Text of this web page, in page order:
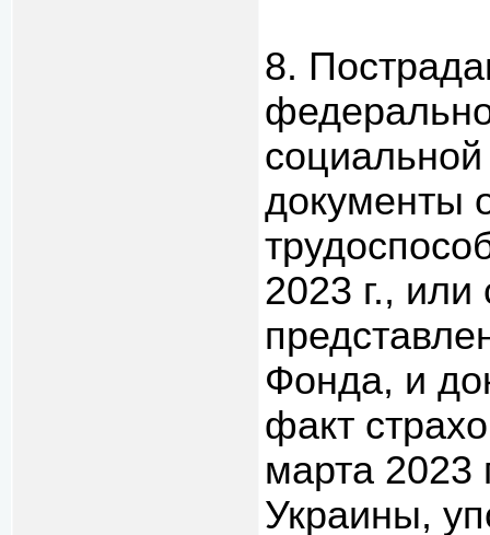
8.
документы
2023 г.,
Фонда, и
факт
марта 2023
Украины,